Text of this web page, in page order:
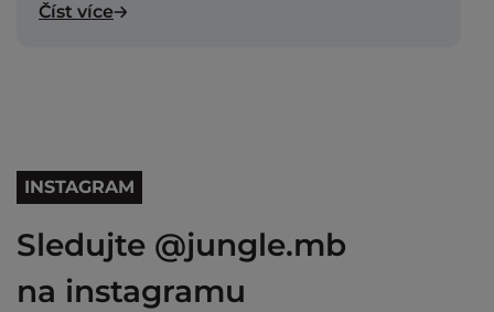
Číst více
INSTAGRAM
Sledujte @jungle.mb
na instagramu